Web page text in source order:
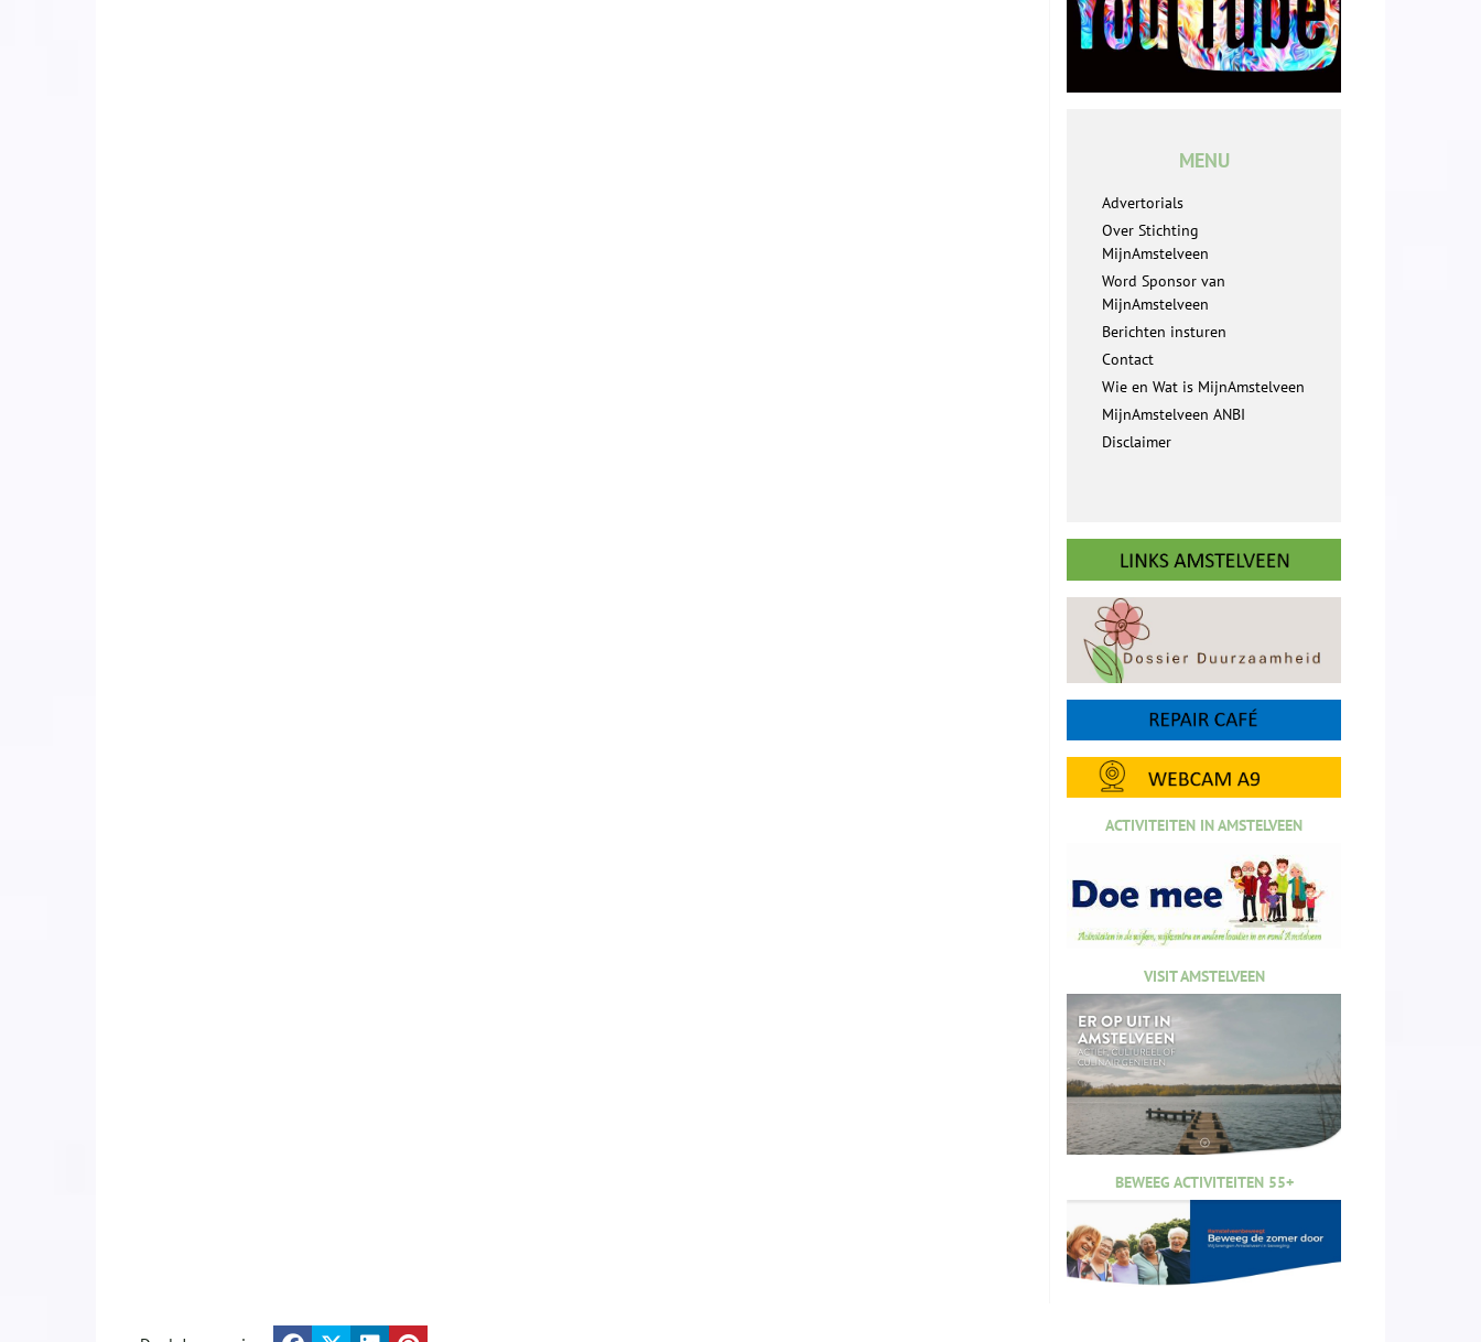
MENU
Advertorials
Over Stichting
MijnAmstelveen
Word Sponsor van
MijnAmstelveen
Berichten insturen
Contact
Wie en Wat is MijnAmstelveen
MijnAmstelveen ANBI
Disclaimer
ACTIVITEITEN IN AMSTELVEEN
VISIT AMSTELVEEN
BEWEEG ACTIVITEITEN 55+